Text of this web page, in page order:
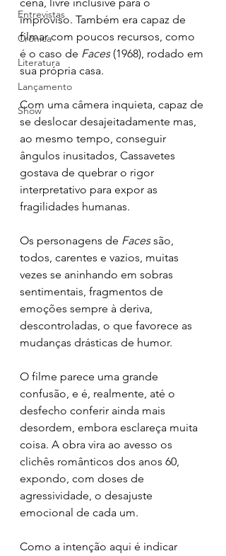
Entrevistas
Crônica
Literatura
Lançamento
Show
improviso. Também era capaz de
filmar com poucos recursos, como
é o caso de Faces (1968), rodado em
sua própria casa.
Com uma câmera inquieta, capaz de
se deslocar desajeitadamente mas,
ao mesmo tempo, conseguir
ângulos inusitados, Cassavetes
gostava de quebrar o rigor
interpretativo para expor as
fragilidades humanas.
Os personagens de Faces são,
todos, carentes e vazios, muitas
vezes se aninhando em sobras
sentimentais, fragmentos de
emoções sempre à deriva,
descontroladas, o que favorece as
mudanças drásticas de humor.
O filme parece uma grande
confusão, e é, realmente, até o
desfecho conferir ainda mais
desordem, embora esclareça muita
coisa. A obra vira ao avesso os
clichês românticos dos anos 60,
expondo, com doses de
agressividade, o desajuste
emocional de cada um.
Como a intenção aqui é indicar